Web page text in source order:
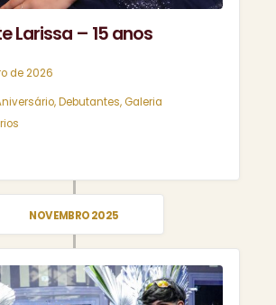
Larissa – 15 anos
de 2026
,Debutantes,Galeria
NOVEMBRO 2025